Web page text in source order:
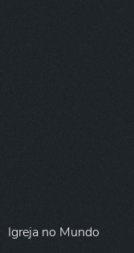
Igreja no Mundo